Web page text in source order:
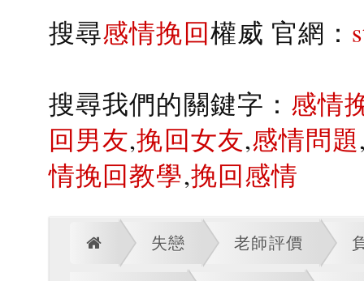
搜尋感情挽回權威 官網：
搜尋我們的關鍵字： 感情
回男友,挽回女友,感情問題
情挽回教學,挽回感情
失戀 老師評價